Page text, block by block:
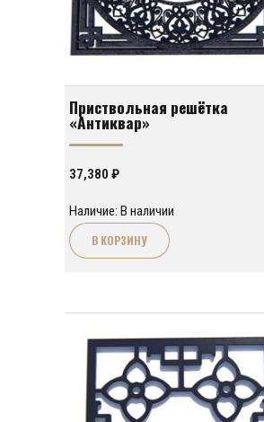
Приствольная решётка
«Антиквар»
37,380 ₽
Наличие: В наличии
В КОРЗИНУ